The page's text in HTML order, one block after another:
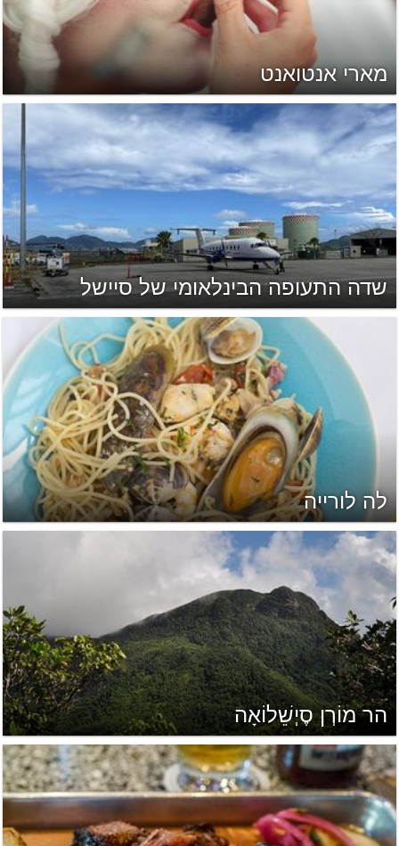
מארי אנטואנט
שדה התעופה הבינלאומי של סיישל
לה לורייה
הר מוֹרְן סֶיְשֵׁלוֹאָה